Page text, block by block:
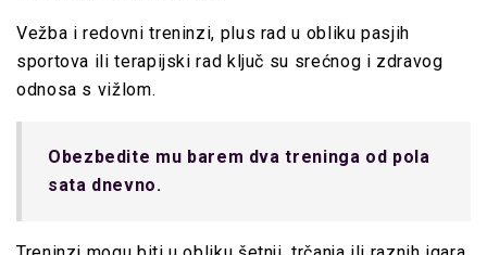
Vežba i redovni treninzi, plus rad u obliku pasjih
sportova ili terapijski rad ključ su srećnog i zdravog
odnosa s vižlom.
Obezbedite mu barem dva treninga od pola
sata dnevno.